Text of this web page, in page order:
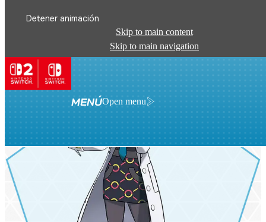
Detener animación
Skip to main content
Skip to main navigation
MENÚOpen menu